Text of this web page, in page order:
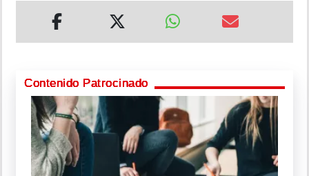
Contenido Patrocinado